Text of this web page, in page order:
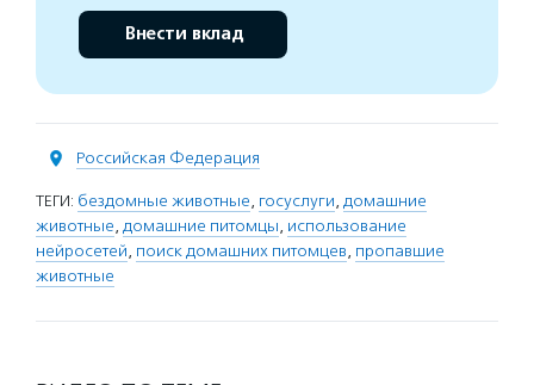
Внести вклад
Российская Федерация
ТЕГИ: бездомные животные, госуслуги, домашние
животные, домашние питомцы, использование
нейросетей, поиск домашних питомцев, пропавшие
животные